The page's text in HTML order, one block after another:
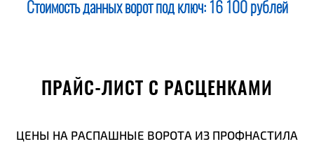
Стоимость данных ворот под ключ: 16 100 рублей
ПРАЙС-ЛИСТ С РАСЦЕНКАМИ
ЦЕНЫ НА РАСПАШНЫЕ ВОРОТА ИЗ ПРОФНАСТИЛА